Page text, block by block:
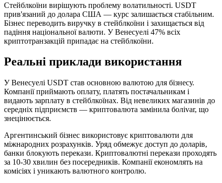
Стейблкоїни вирішують проблему волатильності. USDT
прив'язаний до долара США — курс залишається стабільним.
Бізнес переводить виручку в стейблкоїни і захищається від
падіння національної валюти. У Венесуелі 47% всіх
криптотранзакцій припадає на стейблкоїни.
Реальні приклади використання
У Венесуелі USDT став основною валютою для бізнесу.
Компанії приймають оплату, платять постачальникам і
видають зарплату в стейблкоїнах. Від невеликих магазинів до
середніх підприємств — криптовалюта замінила боліvar, що
знецінюється.
Аргентинський бізнес використовує криптовалюти для
міжнародних розрахунків. Уряд обмежує доступ до доларів,
банки блокують перекази. Криптовалютні перекази проходять
за 10-30 хвилин без посередників. Компанії економлять на
комісіях і уникають валютного контролю.